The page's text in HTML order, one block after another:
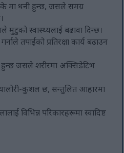
के मा धनी हुन्छ, जसले समग्र
मुटुको स्वास्थ्यलाई बढावा दिन्छ।
तपाईंको प्रतिरक्षा कार्य बढाउन
हुन्छ जसले शरीरमा अक्सिडेटिभ
कुशल छ, सन्तुलित आहारमा
विभिन्न परिकारहरूमा स्वादिष्ट